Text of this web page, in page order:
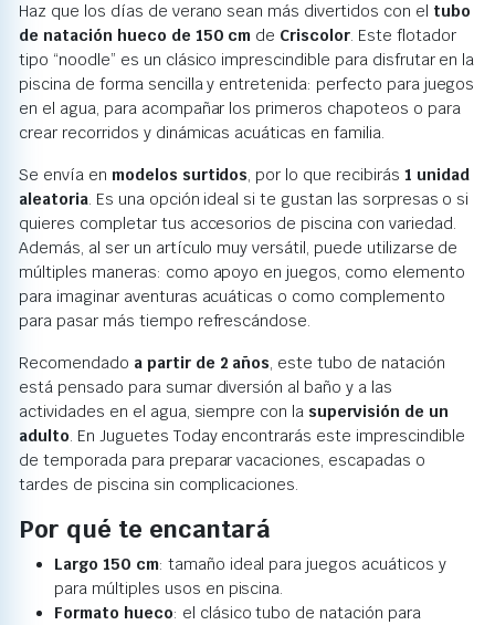
Haz que los días de verano sean más divertidos con el tubo
de natación hueco de 150 cm de Criscolor. Este flotador
tipo “noodle” es un clásico imprescindible para disfrutar en la
piscina de forma sencilla y entretenida: perfecto para juegos
en el agua, para acompañar los primeros chapoteos o para
crear recorridos y dinámicas acuáticas en familia.
Se envía en modelos surtidos, por lo que recibirás 1 unidad
aleatoria. Es una opción ideal si te gustan las sorpresas o si
quieres completar tus accesorios de piscina con variedad.
Además, al ser un artículo muy versátil, puede utilizarse de
múltiples maneras: como apoyo en juegos, como elemento
para imaginar aventuras acuáticas o como complemento
para pasar más tiempo refrescándose.
Recomendado a partir de 2 años, este tubo de natación
está pensado para sumar diversión al baño y a las
actividades en el agua, siempre con la supervisión de un
adulto. En Juguetes Today encontrarás este imprescindible
de temporada para preparar vacaciones, escapadas o
tardes de piscina sin complicaciones.
Por qué te encantará
Largo 150 cm: tamaño ideal para juegos acuáticos y
para múltiples usos en piscina.
Formato hueco: el clásico tubo de natación para